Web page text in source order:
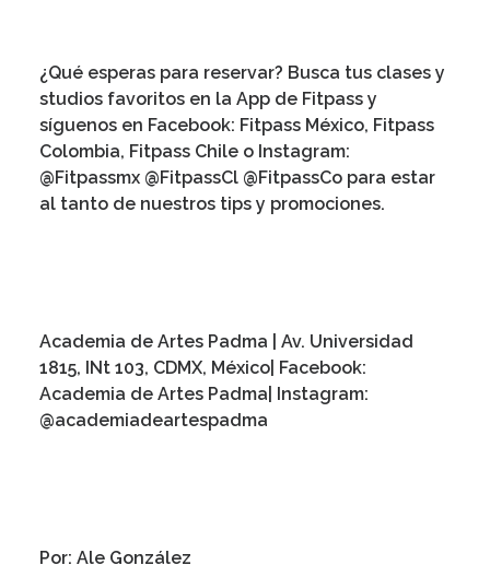
¿Qué esperas para reservar? Busca tus clases y
studios favoritos en la App de Fitpass y
síguenos en Facebook: Fitpass México, Fitpass
Colombia, Fitpass Chile o Instagram:
@Fitpassmx @FitpassCl @FitpassCo para estar
al tanto de nuestros tips y promociones.
Academia de Artes Padma | Av. Universidad
1815, INt 103, CDMX, México | Facebook:
Academia de Artes Padma | Instagram:
@academiadeartespadma
Por: Ale González